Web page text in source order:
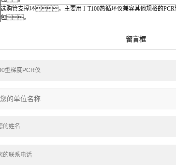
选购管支撑环，主要用于T100热循环仪兼容其他规格的
包。
留言框